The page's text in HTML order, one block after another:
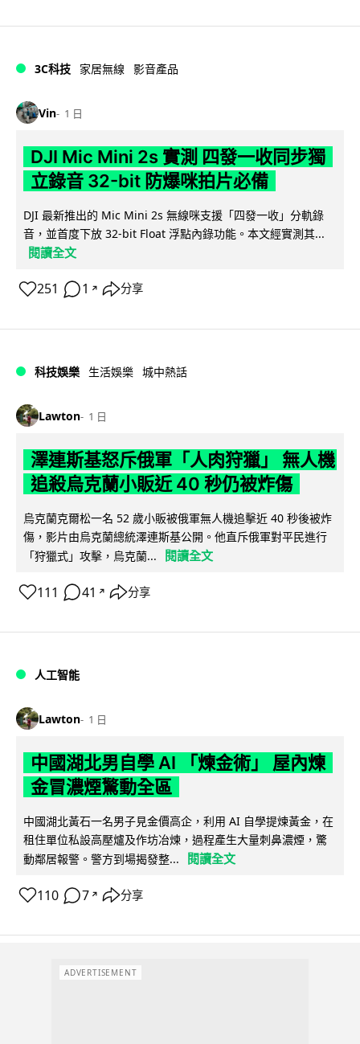
3C科技 家居無線 影音產品
Vin 1 日
DJI Mic Mini 2s 實測 四發一收同步獨
立錄音 32-bit 防爆咪拍片必備
DJI 最新推出的 Mic Mini 2s 無線咪支援「四發一收」分軌錄
音，並首度下放 32-bit Float 浮點內錄功能。本文經實測其...
閱讀全文
251 1 ↗ 分享
科技娛樂 生活娛樂 城中熱話
Lawton 1 日
澤連斯基怒斥俄軍「人肉狩獵」 無人機
追殺烏克蘭小販近 40 秒仍被炸傷
烏克蘭克爾松一名 52 歲小販被俄軍無人機追擊近 40 秒後被炸
傷，影片由烏克蘭總統澤連斯基公開。他直斥俄軍對平民進行
「狩獵式」攻擊，烏克蘭...
閱讀全文
111 41 ↗ 分享
人工智能
Lawton 1 日
中國湖北男自學 AI 「煉金術」 屋內煉
金冒濃煙驚動全區
中國湖北黃石一名男子見金價高企，利用 AI 自學提煉黃金，在
租住單位私設高壓爐及作坊冶煉，過程產生大量刺鼻濃煙，驚
動鄰居報警。警方到場揭發整...
閱讀全文
110 7 ↗ 分享
ADVERTISEMENT